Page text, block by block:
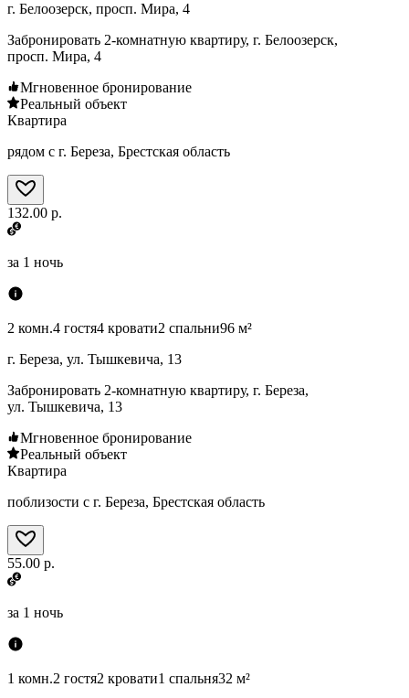
г. Белоозерск, просп. Мира, 4
Забронировать 2-комнатную квартиру, г. Белоозерск,
просп. Мира, 4
Мгновенное бронирование
Реальный объект
Квартира
рядом с г. Береза, Брестская область
132.00 р.
за 1 ночь
2 комн.4 гостя4 кровати2 спальни96 м²
г. Береза, ул. Тышкевича, 13
Забронировать 2-комнатную квартиру, г. Береза,
ул. Тышкевича, 13
Мгновенное бронирование
Реальный объект
Квартира
поблизости с г. Береза, Брестская область
55.00 р.
за 1 ночь
1 комн.2 гостя2 кровати1 спальня32 м²